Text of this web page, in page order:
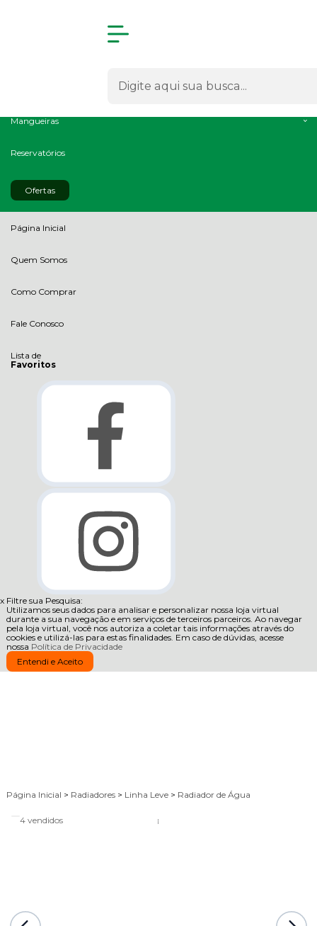
Mangueiras
Reservatórios
Ofertas
Página Inicial
Quem Somos
Como Comprar
Fale Conosco
Lista de
Favoritos
x Filtre sua Pesquisa:
Utilizamos seus dados para analisar e personalizar nossa loja virtual
durante a sua navegação e em serviços de terceiros parceiros. Ao navegar
pela loja virtual, você nos autoriza a coletar tais informações através do
cookies e utilizá-las para estas finalidades. Em caso de dúvidas, acesse
nossa Política de Privacidade
Entendi e Aceito
Página Inicial > Radiadores > Linha Leve > Radiador de Água
4 vendidos